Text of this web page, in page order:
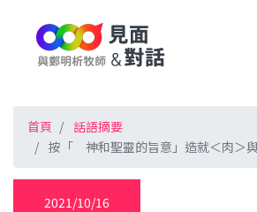
首頁
話語摘要
按「 神和聖靈的旨意」造就＜肉＞
2021/10/16